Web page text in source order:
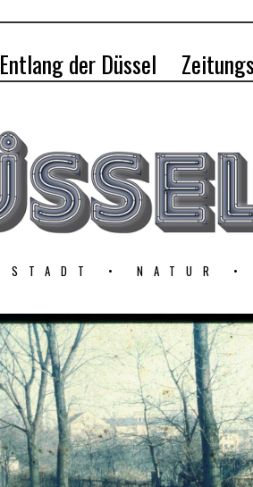
Entlang der Düssel
STADT • NATUR